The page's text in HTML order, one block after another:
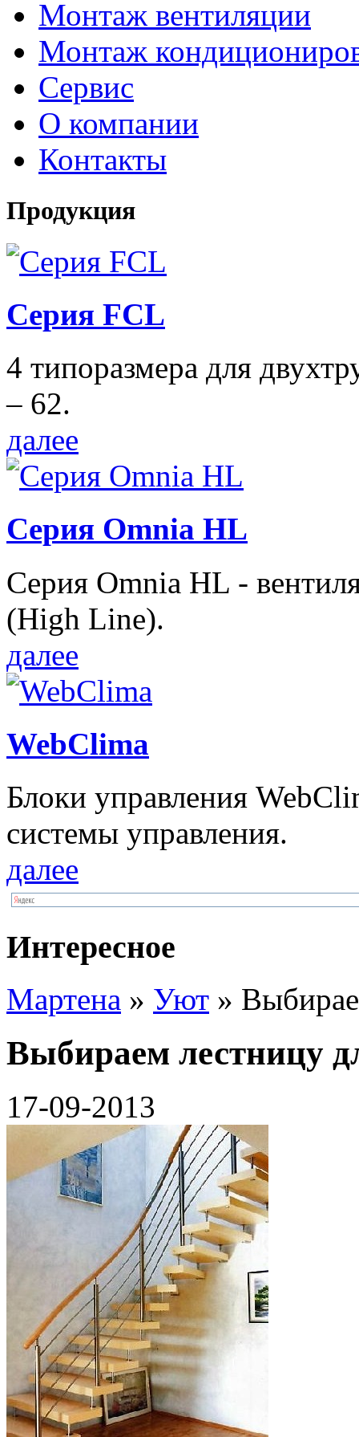
Монтаж вентиляции
Монтаж
Сервис
О компании
Контакты
Продукция
Серия FCL
4 типоразмера для
– 62.
далее
Серия Omnia HL
Серия Omnia HL -
(High Line).
далее
WebClima
Блоки упрaвлeния
системы управления.
далее
Интересное
Мартена » Уют »
Выбираем лестницу
17-09-2013